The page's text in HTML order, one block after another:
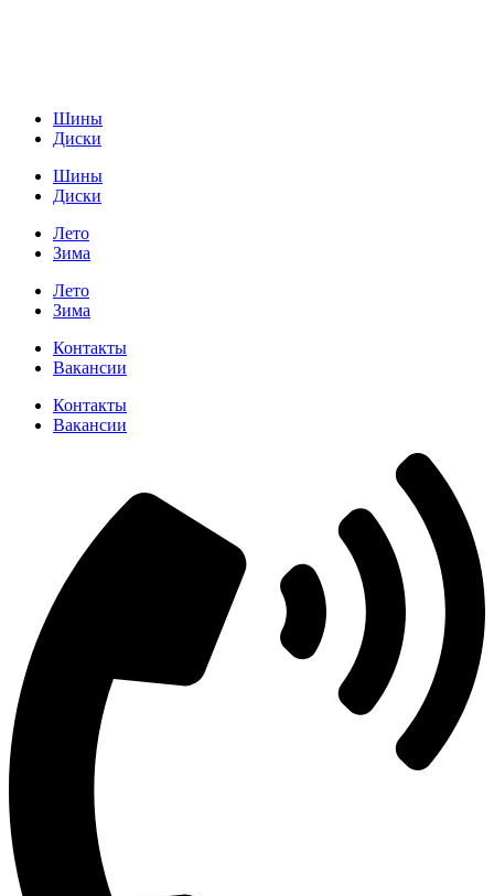
Шины
Диски
Шины
Диски
Лето
Зима
Лето
Зима
Контакты
Вакансии
Контакты
Вакансии